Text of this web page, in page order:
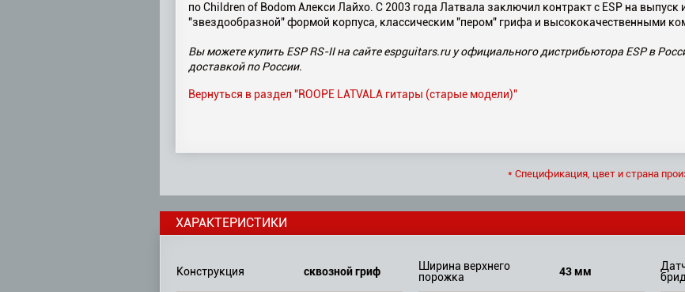
по Children of Bodom Алекси Лайхо. С 2003 года Латвала заключил контракт с ESP на
"звездообразной" формой корпуса, классическим "пером" грифа и высококачественными
Вы можете купить ESP RS-II на сайте espguitars.ru у официального дистрибьютора ESP в
доставкой по России.
Вернуться в раздел "ROOPE LATVALA гитары (старые модели)"
* Спецификация, цвет и страна
ХАРАКТЕРИСТИКИ
Конструкция сквозной гриф
Ширина верхнего
порожка
43 мм